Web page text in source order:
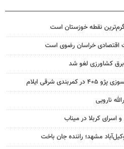
اقتصادی خراسان رضوی است
برق کشاورزی لغو شد
نارویی
اسرای کربلا در میناب
مشهد؛ راننده جان باخت